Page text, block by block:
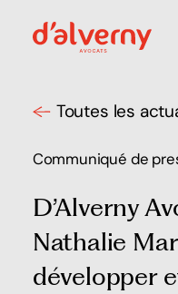
Toutes les
Communiqué de
D’Alverny
Nathalie
développer